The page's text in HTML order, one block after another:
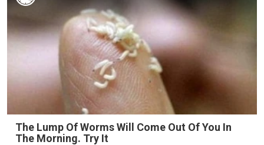
The Lump Of Worms Will Come Out Of You In
The Morning. Try It